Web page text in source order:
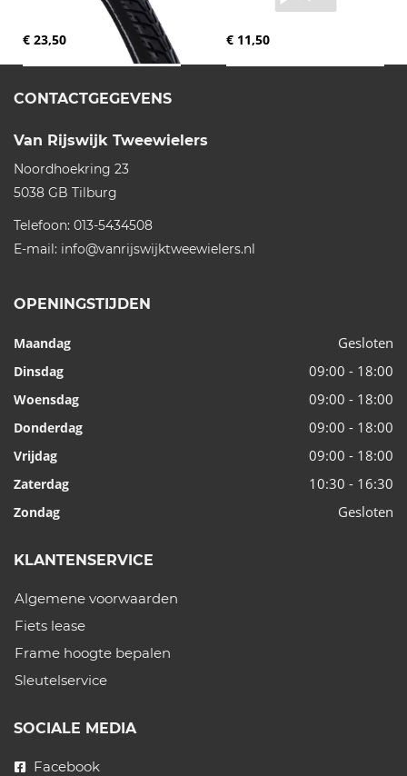
€ 23,50 € 11,50
CONTACTGEGEVENS
Van Rijswijk Tweewielers
Noordhoekring 23
5038 GB Tilburg
Telefoon: 013-5434508
E-mail: info@vanrijswijktweewielers.nl
OPENINGSTIJDEN
Maandag Gesloten
Dinsdag 09:00 - 18:00
Woensdag 09:00 - 18:00
Donderdag 09:00 - 18:00
Vrijdag 09:00 - 18:00
Zaterdag 10:30 - 16:30
Zondag Gesloten
KLANTENSERVICE
Algemene voorwaarden
Fiets lease
Frame hoogte bepalen
Sleutelservice
SOCIALE MEDIA
Facebook